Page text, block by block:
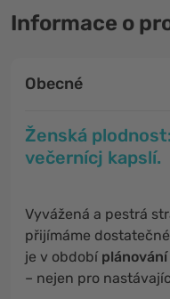
Informace o
Obecné
Ženská
večernícj kapslí.
Vyvážená a pestrá
přijímáme
je v období
– nejen pro